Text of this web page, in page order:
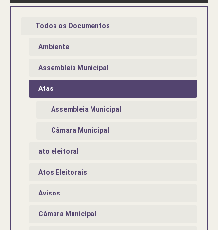
Todos os Documentos
Ambiente
Assembleia Municipal
Atas
Assembleia Municipal
Câmara Municipal
ato eleitoral
Atos Eleitorais
Avisos
Câmara Municipal